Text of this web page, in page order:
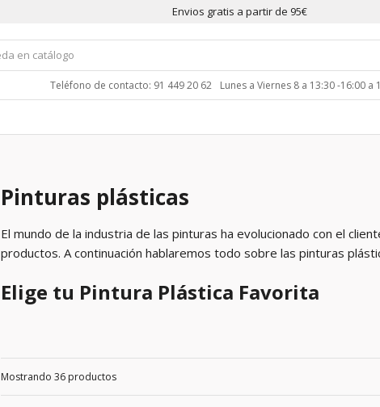
Envios gratis a partir de 95€
Teléfono de contacto: 91 449 20 62 Lunes a Viernes 8 a 13:30 -16:00 a
Pinturas plásticas
El mundo de la industria de las pinturas ha evolucionado con el
productos. A continuación hablaremos todo sobre las pinturas
Elige tu Pintura Plástica Favorita
Mostrando 36 productos